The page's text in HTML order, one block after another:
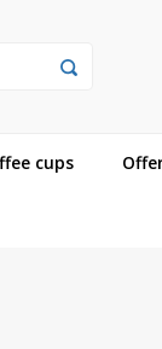
cups